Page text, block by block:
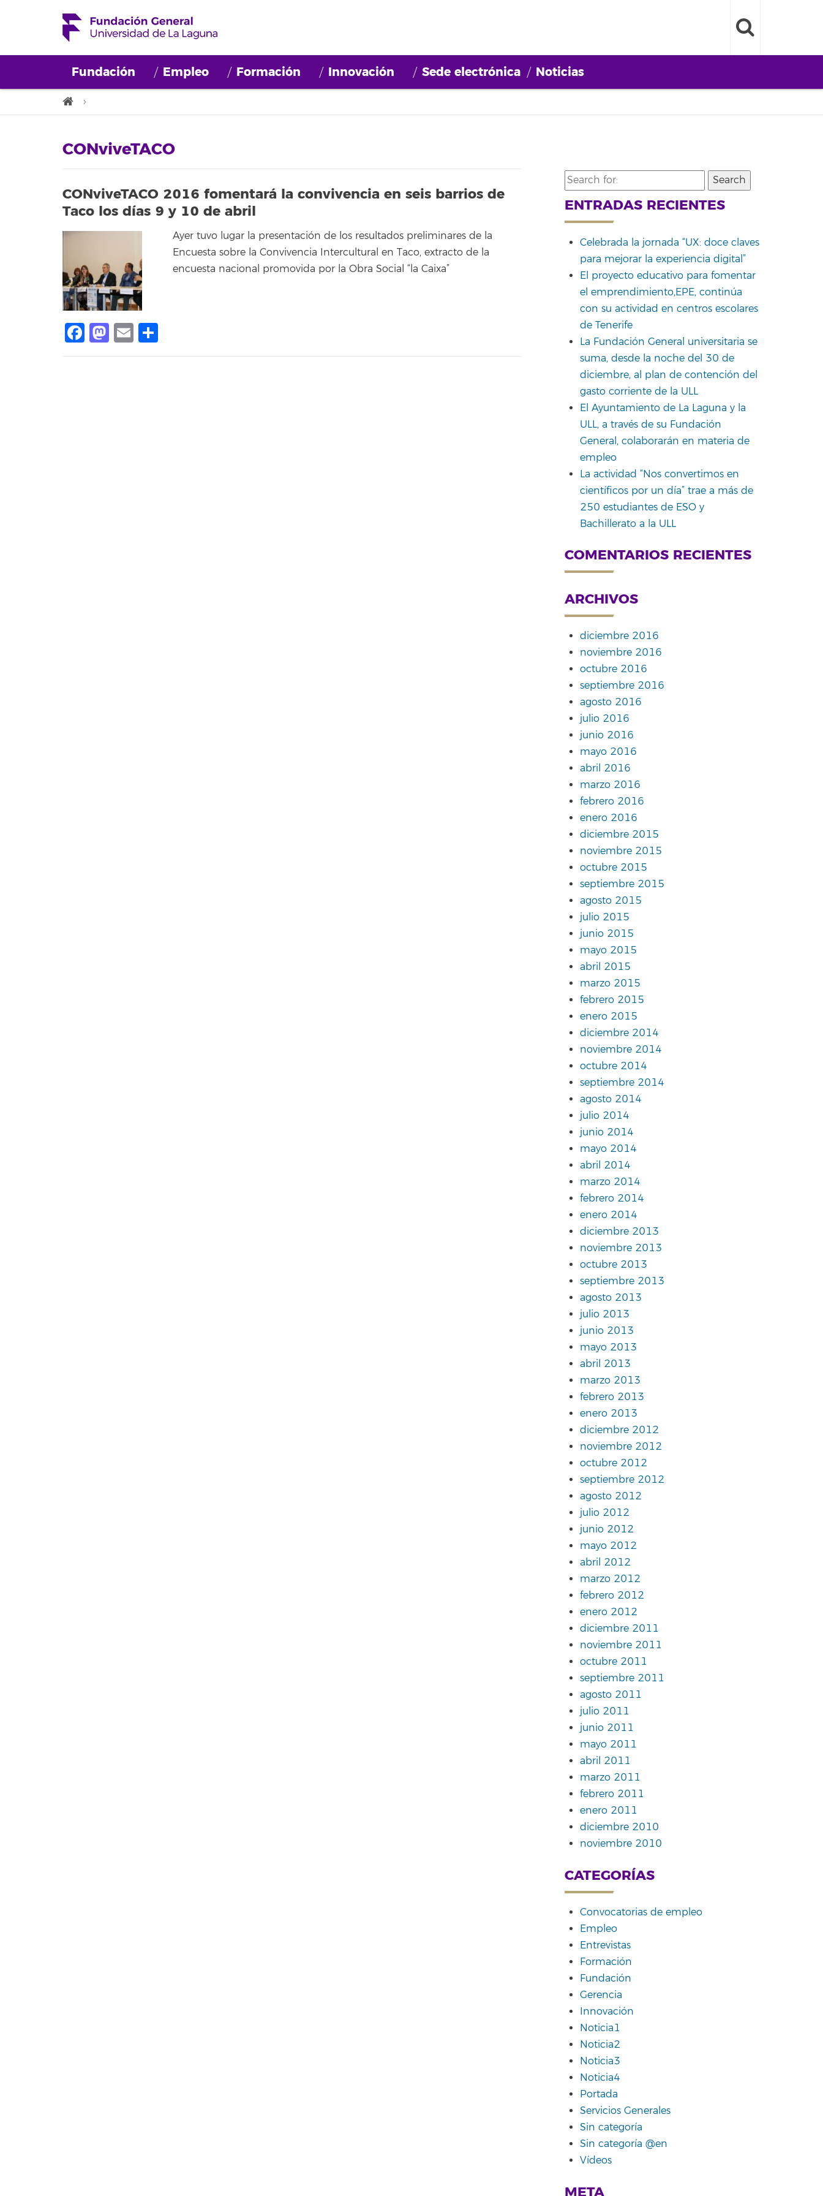
Fundación Empleo Formación Innovación Sede electrónica Noticias
CONviveTACO
CONviveTACO 2016 fomentará la convivencia en seis barrios de
Taco los días 9 y 10 de abril
Ayer tuvo lugar la presentación de los resultados preliminares de la
Encuesta sobre la Convivencia Intercultural en Taco, extracto de la
encuesta nacional promovida por la Obra Social “la Caixa”
Facebook
Mastodon
Email
Search
for:
ENTRADAS RECIENTES
Celebrada la jornada “UX: doce claves
para mejorar la experiencia digital”
El proyecto educativo para fomentar
el emprendimiento,EPE, continúa
con su actividad en centros escolares
de Tenerife
La Fundación General universitaria se
suma, desde la noche del 30 de
diciembre, al plan de contención del
gasto corriente de la ULL
El Ayuntamiento de La Laguna y la
ULL, a través de su Fundación
General, colaborarán en materia de
empleo
La actividad “Nos convertimos en
científicos por un día” trae a más de
250 estudiantes de ESO y
Bachillerato a la ULL
COMENTARIOS RECIENTES
ARCHIVOS
diciembre 2016
noviembre 2016
octubre 2016
septiembre 2016
agosto 2016
julio 2016
junio 2016
mayo 2016
abril 2016
marzo 2016
febrero 2016
enero 2016
diciembre 2015
noviembre 2015
octubre 2015
septiembre 2015
agosto 2015
julio 2015
junio 2015
mayo 2015
abril 2015
marzo 2015
febrero 2015
enero 2015
diciembre 2014
noviembre 2014
octubre 2014
septiembre 2014
agosto 2014
julio 2014
junio 2014
mayo 2014
abril 2014
marzo 2014
febrero 2014
enero 2014
diciembre 2013
noviembre 2013
octubre 2013
septiembre 2013
agosto 2013
julio 2013
junio 2013
mayo 2013
abril 2013
marzo 2013
febrero 2013
enero 2013
diciembre 2012
noviembre 2012
octubre 2012
septiembre 2012
agosto 2012
julio 2012
junio 2012
mayo 2012
abril 2012
marzo 2012
febrero 2012
enero 2012
diciembre 2011
noviembre 2011
octubre 2011
septiembre 2011
agosto 2011
julio 2011
junio 2011
mayo 2011
abril 2011
marzo 2011
febrero 2011
enero 2011
diciembre 2010
noviembre 2010
CATEGORÍAS
Convocatorias de empleo
Empleo
Entrevistas
Formación
Fundación
Gerencia
Innovación
Noticia1
Noticia2
Noticia3
Noticia4
Portada
Servicios Generales
Sin categoría
Sin categoría @en
Vídeos
META